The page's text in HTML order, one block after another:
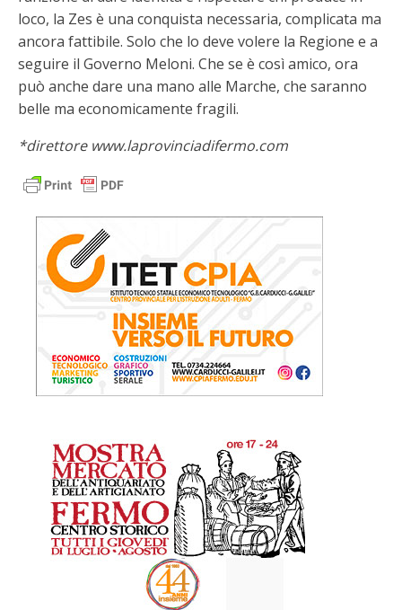
loco, la Zes è una conquista necessaria, complicata ma
ancora fattibile. Solo che lo deve volere la Regione e a
seguire il Governo Meloni. Che se è così amico, ora
può anche dare una mano alle Marche, che saranno
belle ma economicamente fragili.
*direttore www.laprovinciadifermo.com